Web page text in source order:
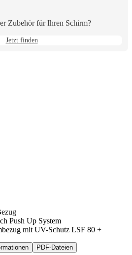
Zubehör für Ihren Schirm?
Jetzt finden
Push Up System
mit UV-Schutz LSF 80 +
PDF-Dateien